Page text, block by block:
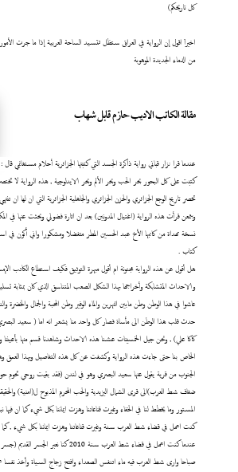
كل تاريخكم)
اخيراَ اقول إن الرواية في العراق ستظل تتسيد الساحة العربية إذا ما جرت
من الدماء الجديدة الموهوبة
مقالة الكاتب الاديب حازم قابل شهاب
عندما قرا نزار قباني رواية ذاكرة الجسد التي كتبتها الجزائرية أحلام مستغانمي قال
كتبت على كل البحور بحر الحب وبحر الألم وبحر الايدلوجية , هذه الرواية لا
تخصر تاريخ الوجع الجزائري والحزن الجزائري والجاهلية الجزائرية التي ان لها ان
وبتمعن قرأت هذه الرواية (اغتيال المدونين) بعد ان اثارة فضولي وبحثت عنها في
نسخة مهداة من كاتبها الأخ عبد الحسين المطر متفضلا ومشكورا واني أكون في
كتاب.
هل أقول عن هذه الرواية مجنونة ام أقول مبهرة التوثيق فكيف استطاع الكاتب
والاحداث المتشابكة وأخراجها بهذا الشكل الصعب المتناسق الذي كان
عاشوا في هذا الوطن وطن مابين النهرين والماء الوفير وطن المحبة والجمال والخضرة
حدث قلب هذا الوطن الى مأساة فصار كل واحد منا يشعر انه اما ( سعيد
كاكا علي) , ونحن جيل الخمسينات عشنا هذه الاحداث وشاهدنا قسم منها بأعيننا
الخاص بنا حتى جاءت هذه الرواية وكشفت عن كل هذه التفاصيل وبهذا العمق
الجنوب من قرية يقول عنها سعيد البصري وهو في لندن (فقد بقيت روحي تحوم
ضفاف شط العرب)الى قرى الشمال اليزيدية والحب المحرم المذبوح ل(امنية)
المستور وما يخطط لنا في الخفاء وغيرت قناعاتنا وهزت ايماننا بكل شيء كما ان فيها
كنت اعمل في قضاء شط العرب سنة وغيرت قناعاتنا وهزت ايماننا بكل شيء , كما ان
عندما كنت اعمل في قضاء شط العرب سنة 2010 كنا
صباحا وارى شط العرب فيه ماء اتنفس الصعداء وافتح زجاج السياة وأخذ نفسا